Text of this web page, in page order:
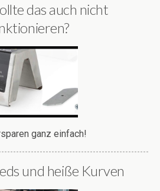
das auch nicht
ganz einfach!
und heiße Kurven